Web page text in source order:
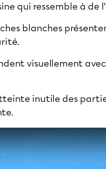
qui ressemble à de
blanches
visuellement
inutile des